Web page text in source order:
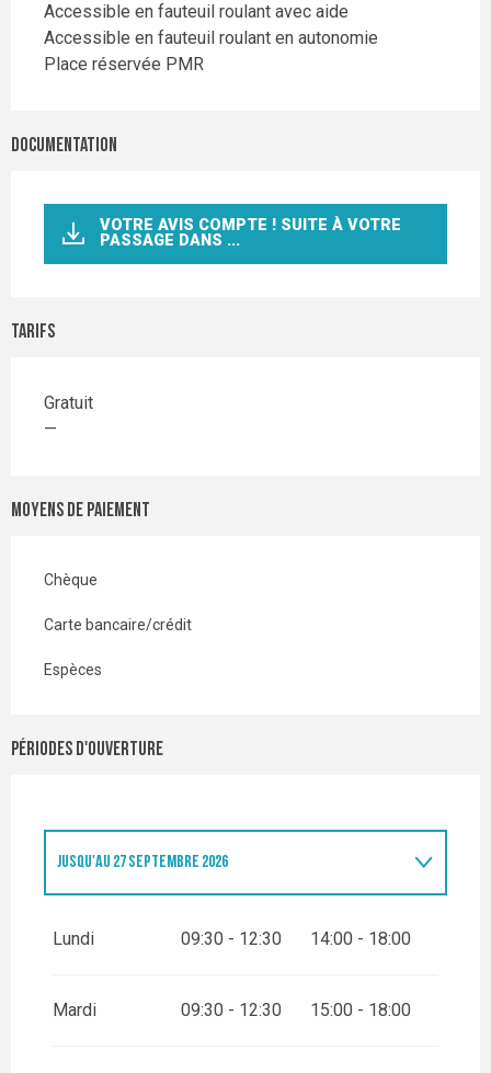
Accessible en fauteuil roulant avec aide
Accessible en fauteuil roulant en autonomie
Place réservée PMR
Documentation
VOTRE AVIS COMPTE ! SUITE À VOTRE
PASSAGE DANS ...
Tarifs
Gratuit
—
Moyens de paiement
Chèque
Carte bancaire/crédit
Espèces
Périodes d'ouverture
JUSQU'AU 27 SEPTEMBRE 2026
Lundi 09:30 - 12:30 14:00 - 18:00
Mardi 09:30 - 12:30 15:00 - 18:00